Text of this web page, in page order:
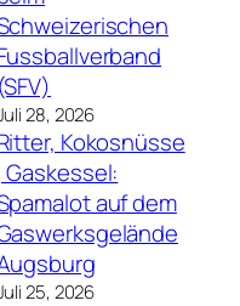
(SFV)
28, 2026
Kokosnüsse
Gaskessel:
auf dem
25, 2026